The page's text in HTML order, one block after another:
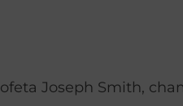
Joseph Smith,